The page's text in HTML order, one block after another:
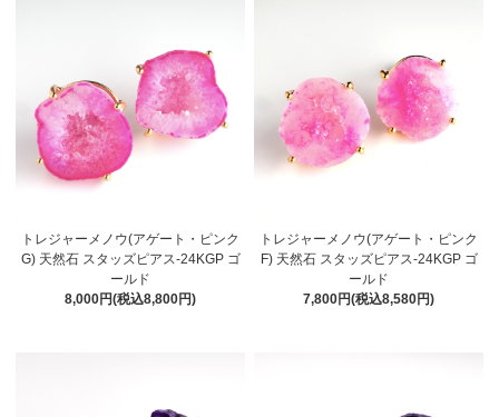
トレジャーメノウ(アゲート・ピンク
G) 天然石 スタッズピアス-24KGP ゴ
ールド
8,000円(税込8,800円)
トレジャーメノウ(アゲート・ピンク
F) 天然石 スタッズピアス-24KGP ゴ
ールド
7,800円(税込8,580円)